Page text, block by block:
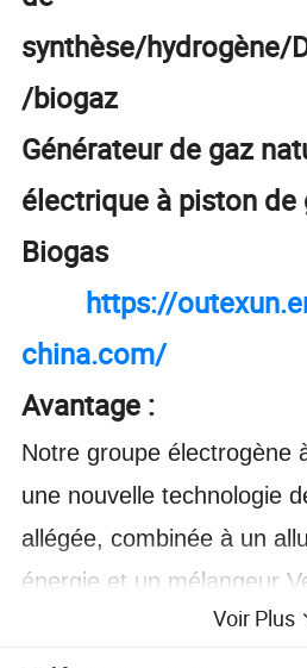
synthèse/hydrogène/
/biogaz
Générateur de gaz
électrique à piston
Biogas
https://
china.com/
Avantage :
Notre groupe électrogène
une nouvelle technologie
allégée, combinée à un
énergie et un mélangeur
de production d'énergie
Voir Plus